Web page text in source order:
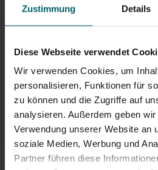
Zustimmung Details
Diese Webseite verwendet
Wir verwenden Cookies, um
personalisieren, Funktionen für
zu können und die Zugriffe auf
analysieren. Außerdem geben
Verwendung unserer Website an
soziale Medien, Werbung und
Partner führen diese
Leistungsfall gilt;
Dokumente, die den Fall
1.4 Die BAZ hat das Recht die
wenn:
Oben erwähnte Informationen
fehlen;
Es nicht möglich ist, den
identifizieren;